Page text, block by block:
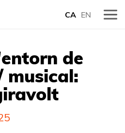
CA EN
de
musical: